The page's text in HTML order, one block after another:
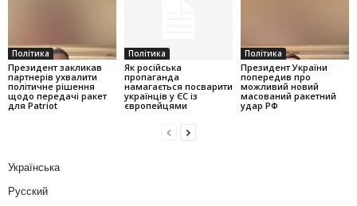
Політика
Президент закликав
партнерів ухвалити
політичне рішення
щодо передачі ракет
для Patriot
Політика
Як російська
пропаганда
намагається посварити
українців у ЄС із
європейцями
Політика
Президент України
попередив про
можливий новий
масований ракетний
удар РФ
Українська
Русский